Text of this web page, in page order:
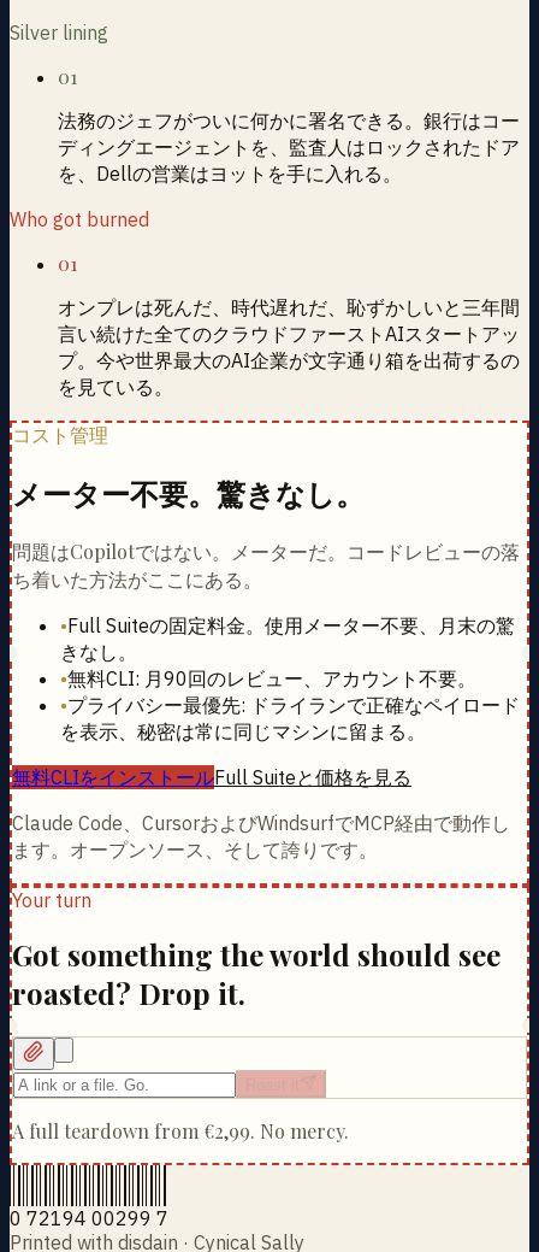
Silver lining
01
法務のジェフがついに何かに署名できる。銀行はコー
ディングエージェントを、監査人はロックされたドア
を、Dellの営業はヨットを手に入れる。
Who got burned
01
オンプレは死んだ、時代遅れだ、恥ずかしいと三年間
言い続けた全てのクラウドファーストAIスタートアッ
プ。今や世界最大のAI企業が文字通り箱を出荷するの
を見ている。
コスト管理
メーター不要。驚きなし。
問題はCopilotではない。メーターだ。コードレビューの落
ち着いた方法がここにある。
•Full Suiteの固定料金。使用メーター不要、月末の驚
きなし。
•無料CLI: 月90回のレビュー、アカウント不要。
•プライバシー最優先: ドライランで正確なペイロード
を表示、秘密は常に同じマシンに留まる。
無料CLIをインストールFull Suiteと価格を見る
Claude Code、CursorおよびWindsurfでMCP経由で動作し
ます。オープンソース、そして誇りです。
Your turn
Got something the world should see
roasted? Drop it.
A full teardown from €2,99. No mercy.
0 72194 00299 7
Printed with disdain · Cynical Sally